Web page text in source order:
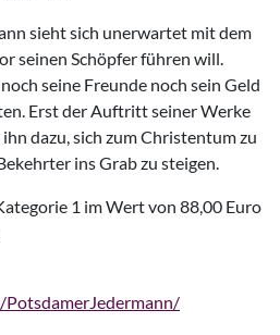
sieht sich unerwartet mit dem
seinen Schöpfer führen will.
seine Freunde noch sein Geld
Erst der Auftritt seiner Werke
dazu, sich zum Christentum zu
ins Grab zu steigen.
1 im Wert von 88,00 Euro